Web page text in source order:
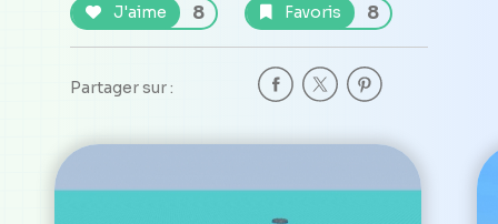
J'aime 8 Favoris 8
Partager sur :